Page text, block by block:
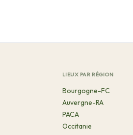
LIEUX PAR RÉGION
Bourgogne-FC
Auvergne-RA
PACA
Occitanie